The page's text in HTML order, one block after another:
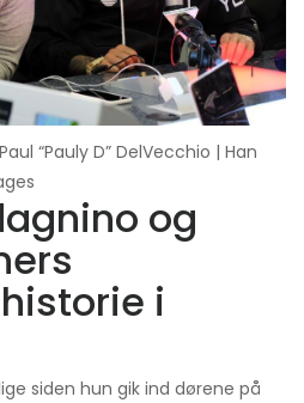
“Pauly D” DelVecchio | Han
og
i
siden hun gik ind dørene på